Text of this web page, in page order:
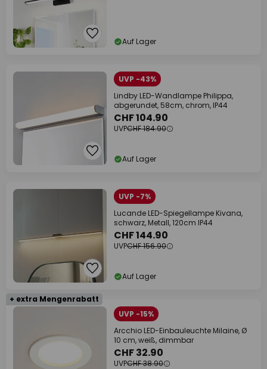
Auf Lager
UVP -43%
Lindby LED-Wandlampe Philippa,
abgerundet, 58cm, chrom, IP44
CHF 104.90
UVPCHF 184.90
Auf Lager
UVP -7%
Lucande LED-Spiegellampe Kivana,
schwarz, Metall, 120cm IP44
CHF 144.90
UVPCHF 156.90
Auf Lager
+ extra Mengenrabatt
UVP -15%
Arcchio LED-Einbauleuchte Milaine, Ø
10 cm, weiß, dimmbar
CHF 32.90
UVPCHF 38.90